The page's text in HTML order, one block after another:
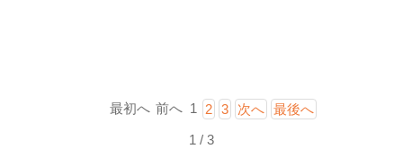
最初へ 前へ 1 2 3 次へ
最後へ
1 / 3